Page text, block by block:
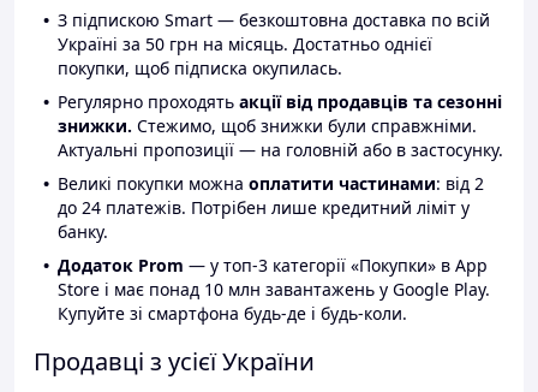
З підпискою Smart — безкоштовна доставка по всій
Україні за 50 грн на місяць. Достатньо однієї
покупки, щоб підписка окупилась.
Регулярно проходять акції від продавців та сезонні
знижки. Стежимо, щоб знижки були справжніми.
Актуальні пропозиції — на головній або в застосунку.
Великі покупки можна оплатити частинами: від 2
до 24 платежів. Потрібен лише кредитний ліміт у
банку.
Додаток Prom — у топ-3 категорії «Покупки» в App
Store і має понад 10 млн завантажень у Google Play.
Купуйте зі смартфона будь-де і будь-коли.
Продавці з усієї України